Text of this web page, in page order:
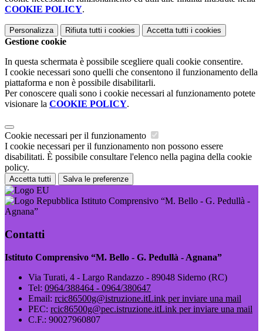
COOKIE POLICY.
Personalizza Rifiuta tutti i cookies Accetta tutti i cookies
Gestione cookie
In questa schermata è possibile scegliere quali cookie consentire.
I cookie necessari sono quelli che consentono il funzionamento della
piattaforma e non è possibile disabilitarli.
Per conoscere quali sono i cookie necessari al funzionamento potete
visionare la COOKIE POLICY.
Cookie necessari per il funzionamento
I cookie necessari per il funzionamento non possono essere
disabilitati. È possibile consultare l'elenco nella pagina della cookie
policy.
Accetta tutti Salva le preferenze
Istituto Comprensivo “M. Bello - G. Pedullà -
Agnana”
Contatti
Istituto Comprensivo “M. Bello - G. Pedullà - Agnana”
Via Turati, 4 - Largo Randazzo - 89048 Siderno (RC)
Tel: 0964/388464 - 0964/380647
Email: rcic86500g@istruzione.itLink per inviare una mail
PEC: rcic86500g@pec.istruzione.itLink per inviare una mail
C.F.: 90027960807